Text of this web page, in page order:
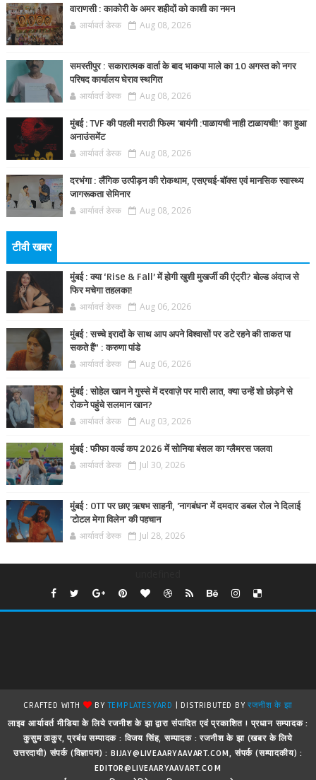
वाराणसी : काकोरी के अमर शहीदों को काशी का नमन
आर्यावर्त डेस्क Aug 08, 2026
समस्तीपुर : सकारात्मक वार्ता के बाद भाकपा माले का 10 अगस्त को नगर
परिषद कार्यालय घेराव स्थगित
आर्यावर्त डेस्क Aug 08, 2026
मुंबई : TVF की पहली मराठी फिल्म 'बायंगी :पाळायची नाही टाळायची!' का हुआ
अनाउंसमेंट
आर्यावर्त डेस्क Aug 08, 2026
दरभंगा : लैंगिक उत्पीड़न की रोकथाम, एसएचई-बॉक्स एवं मानसिक स्वास्थ्य
जागरूकता सेमिनार
आर्यावर्त डेस्क Aug 08, 2026
टीवी खबर
मुंबई : क्या ‘Rise & Fall’ में होगी खुशी मुखर्जी की एंट्री? बोल्ड अंदाज से
फिर मचेगा तहलका!
आर्यावर्त डेस्क Aug 06, 2026
मुंबई : सच्चे इरादों के साथ आप अपने विश्वासों पर डटे रहने की ताकत पा
सकते हैं” : करुणा पांडे
आर्यावर्त डेस्क Aug 06, 2026
मुंबई : सोहेल खान ने गुस्से में दरवाज़े पर मारी लात, क्या उन्हें शो छोड़ने से
रोकने पहुंचे सलमान खान?
आर्यावर्त डेस्क Aug 03, 2026
मुंबई : फीफा वर्ल्ड कप 2026 में सोनिया बंसल का ग्लैमरस जलवा
आर्यावर्त डेस्क Jul 30, 2026
मुंबई : OTT पर छाए ऋषभ साहनी, 'नागबंधन' में दमदार डबल रोल ने दिलाई
'टोटल मेगा विलेन' की पहचान
आर्यावर्त डेस्क Jul 28, 2026
CRAFTED WITH BYTEMPLATESYARD | DISTRIBUTED BYरजनीश के झा
लाइव आर्यावर्त मीडिया के लिये रजनीश के झा द्वारा संपादित एवं प्रकाशित ! प्रधान सम्पादक :
कुसुम ठाकुर, प्रबंध सम्पादक : विजय सिंह, सम्पादक : रजनीश के झा (खबर के लिये
उत्तरदायी) संपर्क (विज्ञापन) : BIJAY@LIVEAARYAAVART.COM, संपर्क (सम्पादकीय) :
EDITOR@LIVEAARYAAVART.COM